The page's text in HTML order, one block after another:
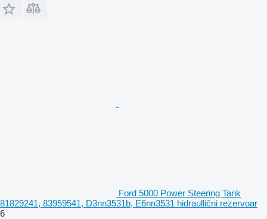
Ford 5000 Power Steering Tank
81829241, 83959541, D3nn3531b, E6nn3531 hidraullični rezervoar
6